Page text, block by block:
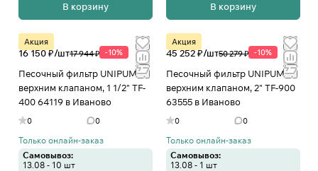
В корзину В корзину
Акция
16 150 ₽/шт17 944 ₽ -10%
Песочный фильтр UNIPUMP с
верхним клапаном, 1 1/2" TF-
400 64119 в Иваново
0 0
Только онлайн-заказ
Самовывоз:
13.08 - 10 шт
Акция
45 252 ₽/шт50 279 ₽ -10%
Песочный фильтр UNIPUMP с
верхним клапаном, 2" TF-900
63555 в Иваново
0 0
Только онлайн-заказ
Самовывоз:
13.08 - 1 шт